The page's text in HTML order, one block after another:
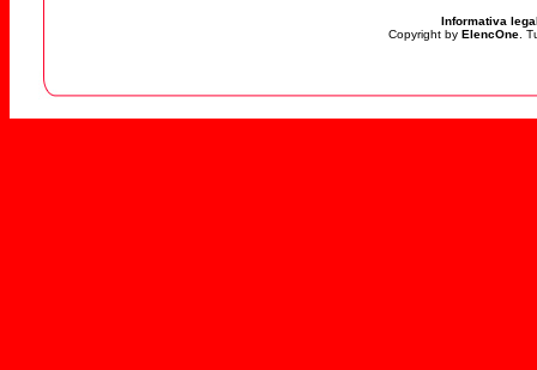
Informativa
Copyright by ElencOne.